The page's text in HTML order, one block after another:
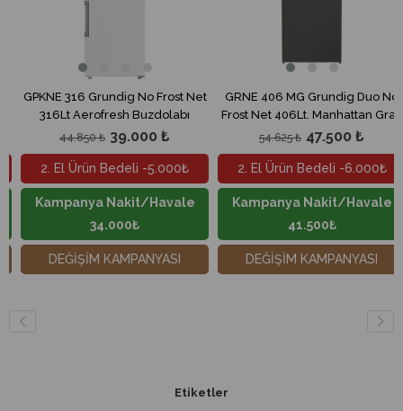
Grundig No Frost Net
Aerofresh Buzdolabı
39.000 ₺
Ürün Bedeli -5.000₺
Nakit/Havale
KAMPANYASI
GRNE 406 MG Grundig Duo No
Frost Net 406Lt. Manhattan Gray
Buzdolabı47.500 ₺
2. El Ürün Bedeli -6.000₺
Kampanya Nakit/Havale
DEĞİŞİM KAMPANYASI
GPKND
Frost
2. El
Etiketler